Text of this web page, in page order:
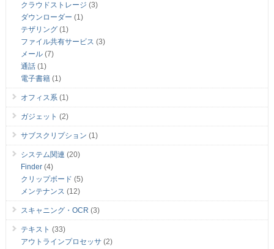
クラウドストレージ (3)
ダウンローダー (1)
テザリング(1)
ファイル共有サービス (3)
メール(7)
通話(1)
電子書籍(1)
オフィス系(1)
ガジェット (2)
サブスクリプション (1)
システム関連 (20)
Finder(4)
クリップボード (5)
メンテナンス (12)
スキャニング・OCR (3)
テキスト (33)
アウトラインプロセッサ(2)